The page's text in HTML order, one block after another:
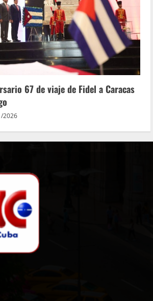
67 de viaje de Fidel a Caracas
2026